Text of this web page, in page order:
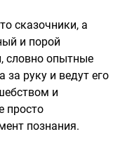
сказочники, а
и порой
словно опытные
за руку и ведут его
и
просто
познания.